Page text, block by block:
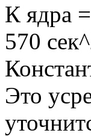
К ядра
570
Это